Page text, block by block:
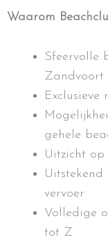
Waarom
Sfeervolle
Zandvoort
gehele
Uitzicht op
vervoer
Volledige
tot Z